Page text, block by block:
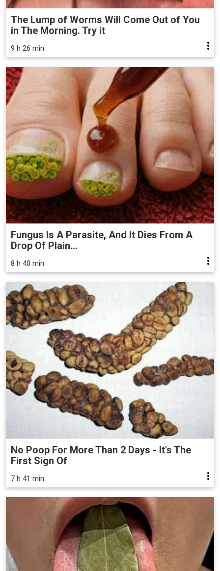
The Lump of Worms Will Come Out of You
in The Morning. Try it
9 h 26 min
Fungus Is A Parasite, And It Dies From A
Drop Of Plain...
8 h 40 min
No Poop For More Than 2 Days - It's The
First Sign Of
7 h 41 min